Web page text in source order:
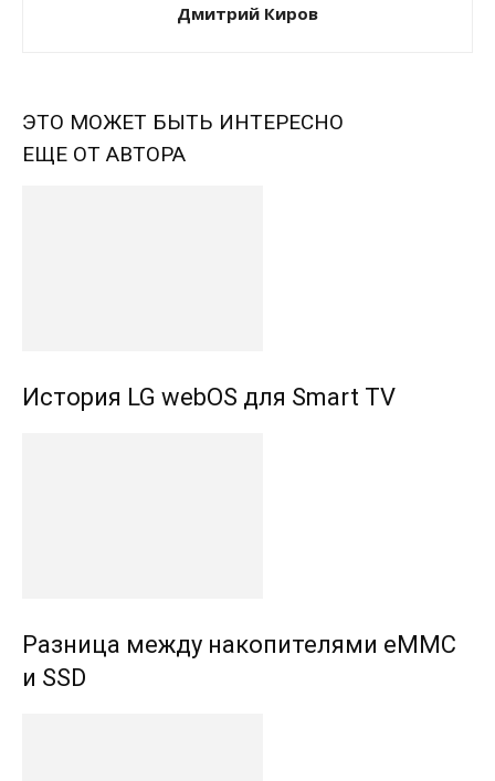
Дмитрий Киров
ЭТО МОЖЕТ БЫТЬ ИНТЕРЕСНО
ЕЩЕ ОТ АВТОРА
История LG webOS для Smart TV
Разница между накопителями eMMC
и SSD